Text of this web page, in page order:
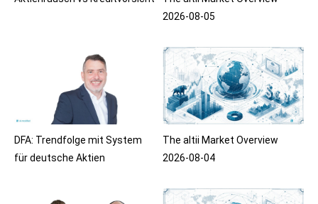
2026-08-05
DFA: Trendfolge mit System
für deutsche Aktien
The altii Market Overview
2026-08-04